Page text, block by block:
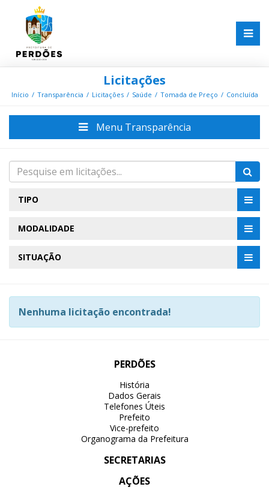
Licitações
Início Transparência Licitações Saúde Tomada de Preço Concluída
Menu Transparência
TIPO
MODALIDADE
SITUAÇÃO
Nenhuma licitação encontrada!
PERDÕES
História
Dados Gerais
Telefones Úteis
Prefeito
Vice-prefeito
Organograma da Prefeitura
SECRETARIAS
AÇÕES